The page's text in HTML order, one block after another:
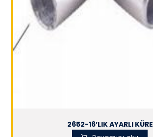
2652-16’LIK AYARLI KÜRE